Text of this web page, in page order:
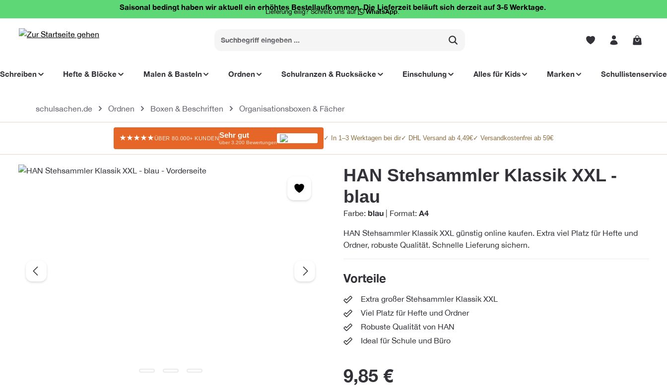
Zur Hauptnavigation springenSaisonal bedingt haben wir aktuell ein erhöhtes Bestellaufkommen. Die Lieferzeit beläuft sich derzeit auf 3-5 Werktage.
Lieferung eilig? Schreib uns auf WhatsApp.
Schreiben Hefte & Blöcke Malen & Basteln Ordnen Schulranzen & Rucksäcke Einschulung Alles für Kids Marken Schullistenservice
schulsachen.de Ordnen Boxen & Beschriften Organisationsboxen & Fächer
★★★★★ÜBER 80.000+ KUNDENSehr gut
über 3.200 Bewertungen
✓ In 1–3 Werktagen bei dir✓ DHL Versand ab 4,49€✓ Versandkostenfrei ab 59€
Bildergalerie überspringen
HAN Stehsammler Klassik XXL -
blau
Farbe: blau Format: A4
HAN Stehsammler Klassik XXL günstig online kaufen. Extra viel Platz für Hefte und
Ordner, robuste Qualität. Schnelle Lieferung sichern.
Vorteile
Extra großer Stehsammler Klassik XXL
Viel Platz für Hefte und Ordner
Robuste Qualität von HAN
Ideal für Schule und Büro
9,85 €